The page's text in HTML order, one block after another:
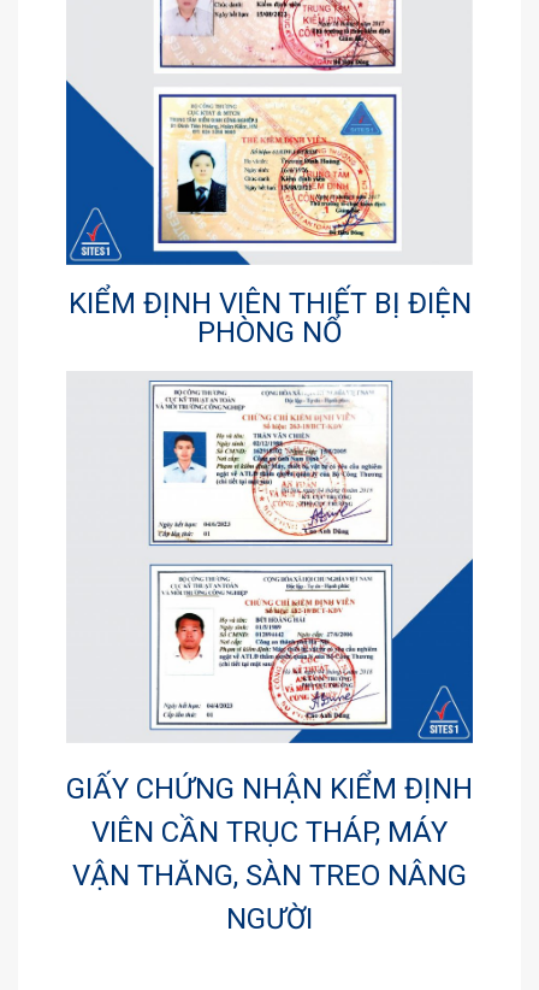
KIỂM ĐỊNH VIÊN THIẾT BỊ ĐIỆN
PHÒNG NỔ
GIẤY CHỨNG NHẬN KIỂM ĐỊNH
VIÊN CẦN TRỤC THÁP, MÁY
VẬN THĂNG, SÀN TREO NÂNG
NGƯỜI